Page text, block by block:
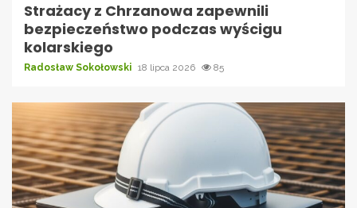
Strażacy z Chrzanowa zapewnili
bezpieczeństwo podczas wyścigu
kolarskiego
Radosław Sokołowski 18 lipca 2026 85